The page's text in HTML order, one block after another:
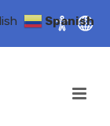
Spanish